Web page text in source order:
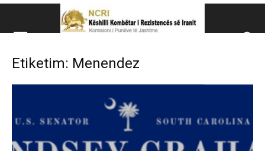
Këshillit Kombëtar të
Këshillit Kombëtar të Rezistencës së Iranit (NCRI)
Etiketim: Menendez